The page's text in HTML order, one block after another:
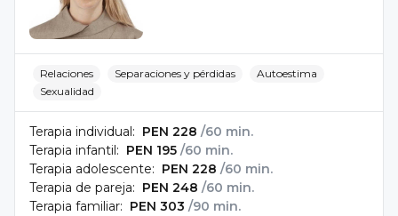
Relaciones Separaciones y pérdidas
Autoestima
Sexualidad
Terapia individual: PEN 228 /60 min.
Terapia infantil: PEN 195 /60 min.
Terapia adolescente: PEN 228 /60 min.
Terapia de pareja: PEN 248 /60 min.
Terapia familiar: PEN 303 /90 min.